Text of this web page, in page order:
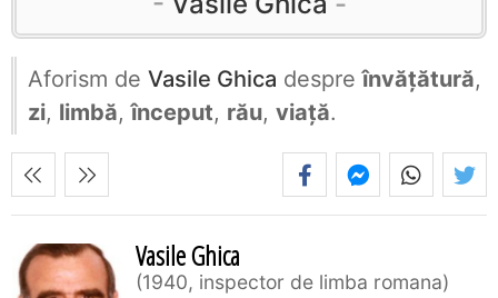
Aforism de Vasile Ghica despreînvățătură,
zi, limbă,început, rău, viață.
Vasile Ghica
1940, inspector de limba romana